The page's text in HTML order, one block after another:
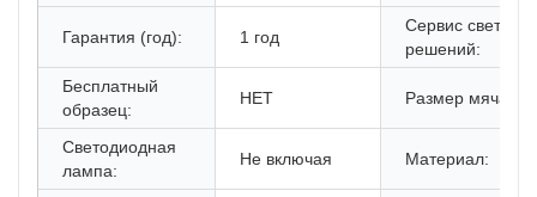
Гарантия (год): 1 год
Сервис
решений:
Бесплатный
образец:
НЕТ Размер мяча:
Светодиодная
лампа:
Не включая Материал: